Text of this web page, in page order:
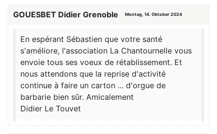
GOUESBET Didier Grenoble Montag, 14. Oktober 2024
En espérant Sébastien que votre santé
s'améliore, l'association La Chantournelle vous
envoie tous ses voeux de rétablissement. Et
nous attendons que la reprise d'activité
continue à faire un carton ... d'orgue de
barbarie bien sûr. Amicalement
Didier Le Touvet